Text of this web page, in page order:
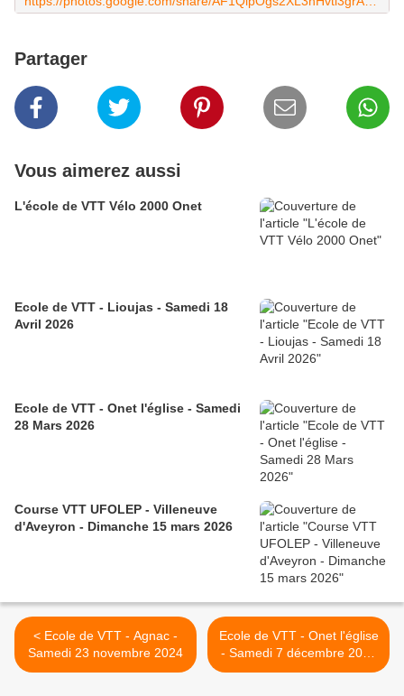
Partager
Vous aimerez aussi
L'école de VTT Vélo 2000 Onet
Ecole de VTT - Lioujas - Samedi 18
Avril 2026
Ecole de VTT - Onet l'église - Samedi
28 Mars 2026
Course VTT UFOLEP - Villeneuve
d'Aveyron - Dimanche 15 mars 2026
< Ecole de VTT - Agnac -
Samedi 23 novembre 2024
Ecole de VTT - Onet l'église
- Samedi 7 décembre 2024
>